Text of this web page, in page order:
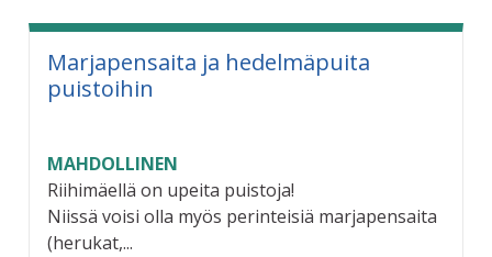
Marjapensaita ja hedelmäpuita
puistoihin
MAHDOLLINEN
Riihimäellä on upeita puistoja!
Niissä voisi olla myös perinteisiä marjapensaita
(herukat,...